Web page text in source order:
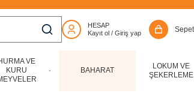
VE
KURU
BAHARAT
LOKUM VE
ŞEKERLEME